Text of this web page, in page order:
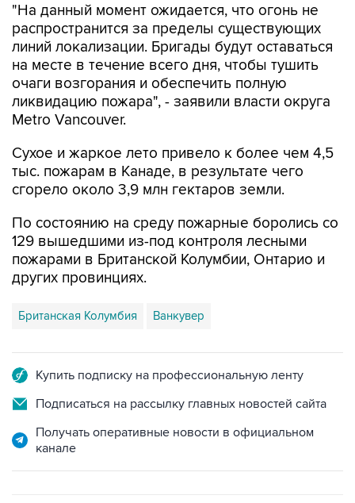
"На данный момент ожидается, что огонь не
распространится за пределы существующих
линий локализации. Бригады будут оставаться
на месте в течение всего дня, чтобы тушить
очаги возгорания и обеспечить полную
ликвидацию пожара", - заявили власти округа
Metro Vancouver.
Сухое и жаркое лето привело к более чем 4,5
тыс. пожарам в Канаде, в результате чего
сгорело около 3,9 млн гектаров земли.
По состоянию на среду пожарные боролись со
129 вышедшими из-под контроля лесными
пожарами в Британской Колумбии, Онтарио и
других провинциях.
Британская Колумбия Ванкувер
Купить подписку на профессиональную ленту
Подписаться на рассылку главных новостей сайта
Получать оперативные новости в официальном
канале